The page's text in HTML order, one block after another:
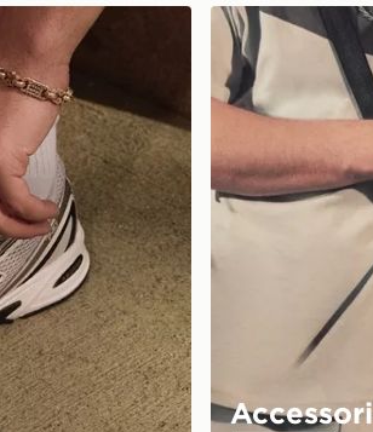
Accessori